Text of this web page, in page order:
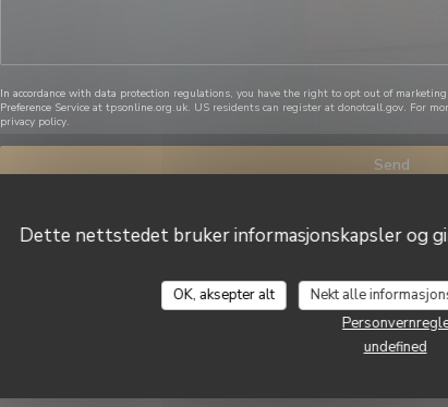
Dette nettstedet bruker informasjonskapsler og
OK, aksepter alt Nekt alle
undefined
In accordance with data protection regulations, you have the right to opt out of
Preference Service at tpsonline.org.uk. US residents can register at donotcall.gov. For
privacy policy.